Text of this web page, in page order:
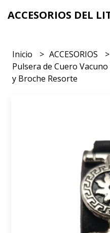
ACCESORIOS DEL
Inicio ACCESORIOS
Pulsera de Cuero
y Broche Resorte